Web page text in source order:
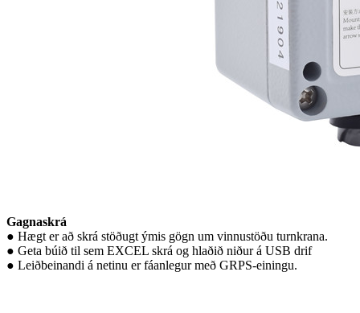
Gagnaskrá
● Hægt er að skrá stöðugt ýmis gögn um vinnustöðu turnkrana.
● Geta búið til sem EXCEL skrá og hlaðið niður á USB drif
● Leiðbeinandi á netinu er fáanlegur með GRPS-einingu.